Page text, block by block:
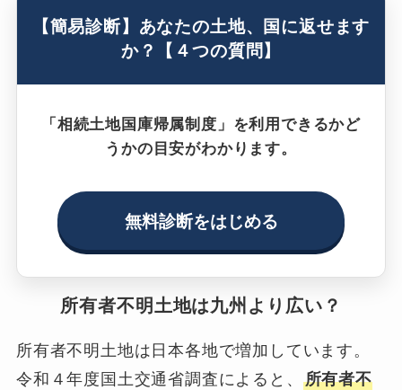
【簡易診断】あなたの土地、国に返せます
か？【４つの質問】
「相続土地国庫帰属制度」を利用できるかど
うかの目安がわかります。
無料診断をはじめる
所有者不明土地は九州より広い？
所有者不明土地は日本各地で増加しています。
令和４年度国土交通省調査によると、 所有者不